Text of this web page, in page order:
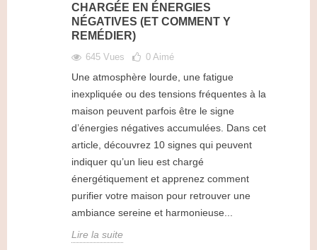
CHARGÉE EN ÉNERGIES
NÉGATIVES (ET COMMENT Y
REMÉDIER)
645 Vues 0 Aimé
Une atmosphère lourde, une fatigue
inexpliquée ou des tensions fréquentes à la
maison peuvent parfois être le signe
d’énergies négatives accumulées. Dans cet
article, découvrez 10 signes qui peuvent
indiquer qu’un lieu est chargé
énergétiquement et apprenez comment
purifier votre maison pour retrouver une
ambiance sereine et harmonieuse...
Lire la suite